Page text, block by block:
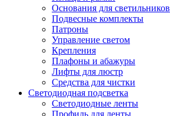
Основания для светильников
Подвесные комплекты
Патроны
Управление светом
Крепления
Плафоны и абажуры
Лифты для люстр
Средства для чистки
Светодиодная подсветка
Светодиодные ленты
Профиль для ленты